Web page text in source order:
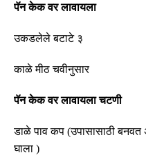
पॅन केक वर लावायला
उकडलेले बटाटे ३
काळे मीठ चवीनुसार
पॅन केक वर लावायला चटणी
डाळे पावकप (उपासासाठी
घाला )